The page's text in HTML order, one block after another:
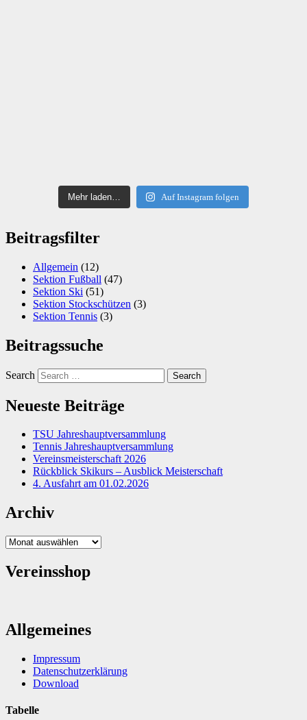
Mehr laden… Auf Instagram folgen
Beitragsfilter
Allgemein (12)
Sektion Fußball (47)
Sektion Ski (51)
Sektion Stockschützen (3)
Sektion Tennis (3)
Beitragssuche
Search
Neueste Beiträge
TSU Jahreshauptversammlung
Tennis Jahreshauptversammlung
Vereinsmeisterschaft 2026
Rückblick Skikurs – Ausblick Meisterschaft
4. Ausfahrt am 01.02.2026
Archiv
Archiv
Vereinsshop
Allgemeines
Impressum
Datenschutzerklärung
Download
Tabelle